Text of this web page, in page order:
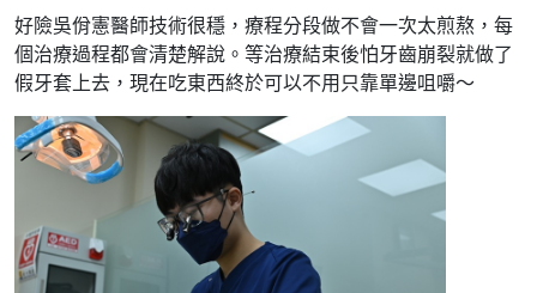
好險吳佾憲醫師技術很穩，療程分段做不會一次太煎熬，每
個治療過程都會清楚解說。等治療結束後怕牙齒崩裂就做了
假牙套上去，現在吃東西終於可以不用只靠單邊咀嚼～